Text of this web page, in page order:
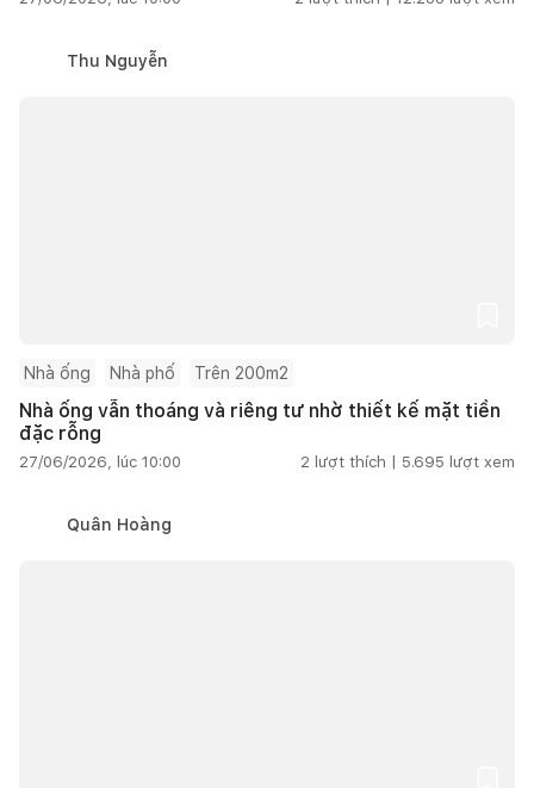
Thu Nguyễn
Nhà ống Nhà phố Trên 200m2
Nhà ống vẫn thoáng và riêng tư nhờ thiết kế mặt tiền
đặc rỗng
27/06/2026, lúc 10:00 2 lượt thích | 5.695 lượt xem
Quân Hoàng